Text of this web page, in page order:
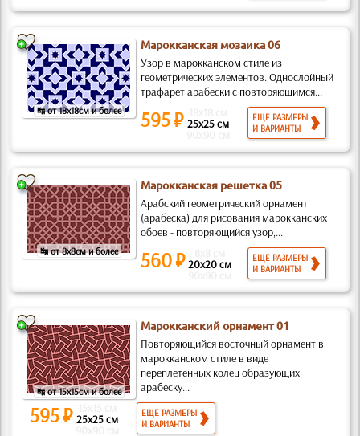
↹ от 18x18см и более
Марокканская мозаика 06
Узор в марокканском стиле из
геометрических элементов. Однослойный
трафарет арабески с повторяющимся...
595 ₽ 25x25 см
ЕЩЕ РАЗМЕРЫ
И ВАРИАНТЫ
↹ от 8x8см и более
Марокканская решетка 05
Арабский геометрический орнамент
(арабеска) для рисования марокканских
обоев - повторяющийся узор,...
560 ₽20x20 см
ЕЩЕ РАЗМЕРЫ
И ВАРИАНТЫ
↹ от 15x15см и более
Марокканский орнамент 01
Повторяющийся восточный орнамент в
марокканском стиле в виде
переплетенных колец образующих
арабеску...
595 ₽ 25x25 см
ЕЩЕ РАЗМЕРЫ
И ВАРИАНТЫ